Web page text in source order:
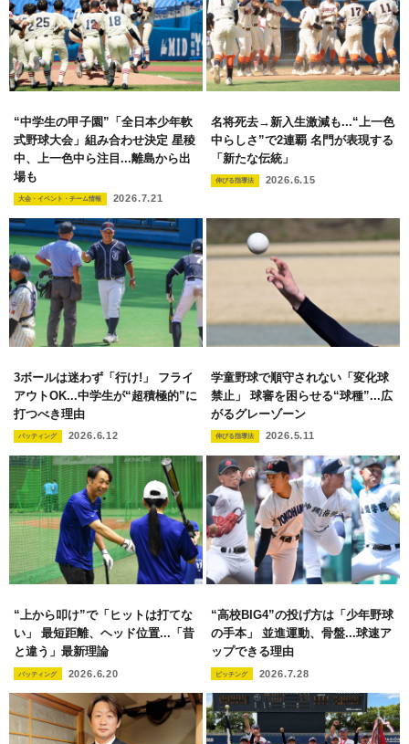
“中学生の甲子園”「全日本少年軟
式野球大会」組み合わせ決定 星稜
中、上一色中ら注目...離島から出
場も
大会・イベント・チーム情報 2026.7.21
名将死去→新入生激減も...“上一色
中らしさ”で2連覇 名門が表現する
「新たな伝統」
伸びる指導法 2026.6.15
3ボールは迷わず「行け!」 フライ
アウトOK...中学生が“超積極的”に
打つべき理由
バッティング 2026.6.12
学童野球で順守されない「変化球
禁止」 球審を困らせる“球種”...広
がるグレーゾーン
伸びる指導法 2026.5.11
“上から叩け”で「ヒットは打てな
い」 最短距離、ヘッド位置...「昔
と違う」最新理論
バッティング 2026.6.20
“高校BIG4”の投げ方は「少年野球
の手本」 並進運動、骨盤...球速ア
ップできる理由
ピッチング 2026.7.28